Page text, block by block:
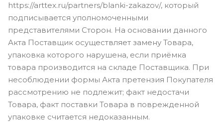
https://arttex.ru/partners/blanki-zakazov/, который
подписывается уполномоченными
представителями Сторон. На основании данного
Акта Поставщик осуществляет замену Товара,
упаковка которого нарушена, если приёмка
товара производится на складе Поставщика. При
несоблюдении формы Акта претензия Покупателя
рассмотрению не подлежит; факт недостачи
Товара, факт поставки Товара в поврежденной
упаковке считается недоказанным.